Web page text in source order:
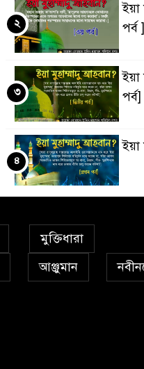
পর্ব ]
২
পর্ব]
৩
৪
মুক্তিধারা
আঞ্জুমান